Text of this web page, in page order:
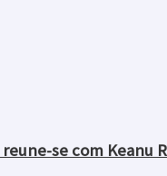
se com Keanu